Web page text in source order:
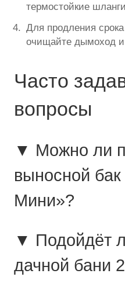
термостойкие
Для продления
очищайте дымоход
Часто
вопросы
▼ Можно ли
выносной
Мини»?
▼ Подойдёт
дачной бани